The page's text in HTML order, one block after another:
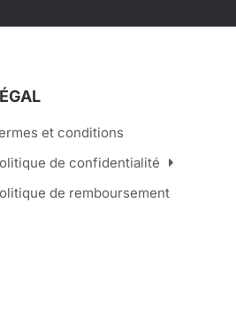
et conditions
de confidentialité
de remboursement